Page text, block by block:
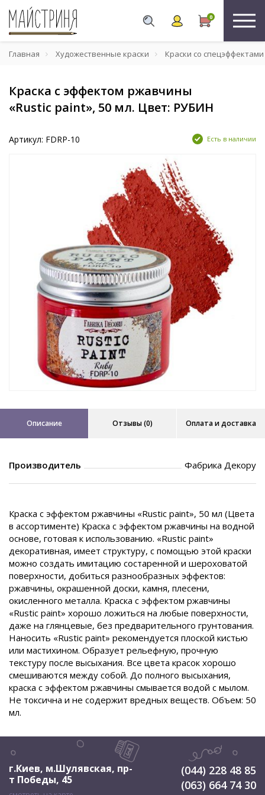
0
Главная Художественные краски Краски со спецэффектами
Краска с эффектом ржавчины
«Rustic paint», 50 мл. Цвет: РУБИН
Артикул: FDRP-10 Есть в наличии
Описание Отзывы (0) Оплата и доставка
Производитель Фабрика Декору
Краска с эффектом ржавчины «Rustic paint», 50 мл (Цвета
в ассортименте) Краска с эффектом ржавчины на водной
основе, готовая к использованию. «Rustic paint»
декоративная, имеет структуру, с помощью этой краски
можно создать имитацию состаренной и шероховатой
поверхности, добиться разнообразных эффектов:
ржавчины, окрашенной доски, камня, плесени,
окисленного металла. Краска с эффектом ржавчины
«Rustic paint» хорошо ложиться на любые поверхности,
даже на глянцевые, без предварительного грунтования.
Наносить «Rustic paint» рекомендуется плоской кистью
или мастихином. Образует рельефную, прочную
текстуру после высыхания. Все цвета красок хорошо
смешиваются между собой. До полного высыхания,
краска с эффектом ржавчины смывается водой с мылом.
Не токсична и не содержит вредных веществ. Объем: 50
мл.
г.Киев, м.Шулявская, пр-
т Победы, 45
(044) 228 48 85
(063) 664 74 30